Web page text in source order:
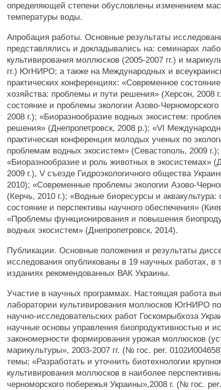
определяющей степени обусловлены изменением
температуры воды.
Апробация работы. Основные результаты
представлялись и докладывались на: семинарах
культивирования моллюсков (2005-2007 гг.) и
гг.) ЮгНИРО; а также на Международных и
практических конференциях: «Современное
хозяйства: проблемы и пути решения» (Херсон, 2008
состояние и проблемы экологии Азово-
2008 г.); «Биоразнообразие водных экосистем:
решения» (Днепропетровск, 2008 р.); «VI
практическая конференция молодых ученых по
проблемам водных экосистем» (Севастополь, 2009 г.);
«Биоразнообразие и роль животных в экосистемах»
2009 г.), V съезде Гидроэкологичного общества
2010); «Современные проблемы экологии Азово-
(Керчь, 2010 г.); «Водные биоресурсы и аквакультура:
состояние и перспективы научного обеспечения»
«Проблемы функционирования и повышения
водных экосистем» (Днепропетровск, 2014).
Публикации. Основные положения и результаты
исследования опубликованы в 19 научных работах, в
изданиях рекомендованных ВАК Украины.
Участие в научных программах. Настоящая работа
лаборатории культивирования моллюсков ЮгНИРО
научно-исследовательских работ Госкомрыбхоза
научные основы управления биопродуктивностью и
закономерности формирования урожая моллюсков
марикультуры», 2003-2007 гг. (№ гос. per.
темы; «Разработать и уточнить биотехнологии
культивирования моллюсков в наиболее
черноморского побережья Украины»,2008 г. (№ гос.